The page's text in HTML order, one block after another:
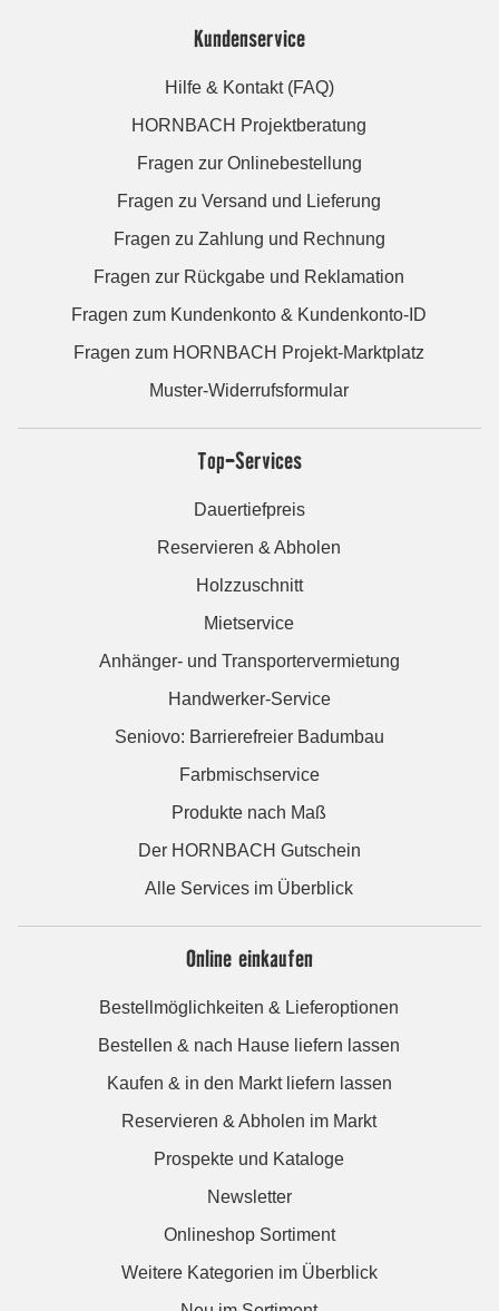
Kundenservice
Hilfe & Kontakt (FAQ)
HORNBACH Projektberatung
Fragen zur Onlinebestellung
Fragen zu Versand und Lieferung
Fragen zu Zahlung und Rechnung
Fragen zur Rückgabe und Reklamation
Fragen zum Kundenkonto & Kundenkonto-ID
Fragen zum HORNBACH Projekt-Marktplatz
Muster-Widerrufsformular
Top-Services
Dauertiefpreis
Reservieren & Abholen
Holzzuschnitt
Mietservice
Anhänger- und Transportervermietung
Handwerker-Service
Seniovo: Barrierefreier Badumbau
Farbmischservice
Produkte nach Maß
Der HORNBACH Gutschein
Alle Services im Überblick
Online einkaufen
Bestellmöglichkeiten & Lieferoptionen
Bestellen & nach Hause liefern lassen
Kaufen & in den Markt liefern lassen
Reservieren & Abholen im Markt
Prospekte und Kataloge
Newsletter
Onlineshop Sortiment
Weitere Kategorien im Überblick